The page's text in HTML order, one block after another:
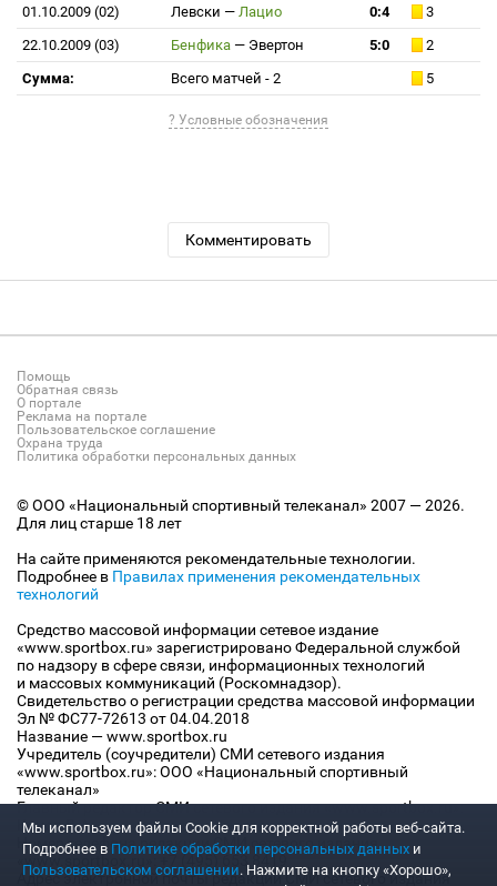
01.10.2009 (02)
Левски — Лацио 0:4
3
22.10.2009 (03)
Бенфика — Эвертон 5:0
2
Сумма:
Всего матчей - 2 5
? Условные обозначения
Комментировать
Помощь
Обратная связь
О портале
Реклама на портале
Пользовательское соглашение
Охрана труда
Политика обработки персональных данных
© ООО «Национальный спортивный телеканал» 2007 — 2026.
Для лиц старше 18 лет
На сайте применяются рекомендательные технологии.
Подробнее в Правилах применения рекомендательных
технологий
Средство массовой информации сетевое издание
«www.sportbox.ru» зарегистрировано Федеральной службой
по надзору в сфере связи, информационных технологий
и массовых коммуникаций (Роскомнадзор).
Свидетельство о регистрации средства массовой информации
Эл № ФС77-72613 от 04.04.2018
Название — www.sportbox.ru
Учредитель (соучредители) СМИ сетевого издания
«www.sportbox.ru»: ООО «Национальный спортивный
телеканал»
Главный редактор СМИ сетевого издания «www.sportbox.ru»:
Конов В.А.
Номер телефона редакции СМИ сетевого издания
«www.sportbox.ru»: +7 (495) 653 8419
Адрес электронной почты редакции СМИ сетевого издания
Мы используем файлы Сookie для корректной работы веб-сайта.
Подробнее в Политике обработки персональных данных и
Пользовательском соглашении. Нажмите на кнопку «Хорошо»,